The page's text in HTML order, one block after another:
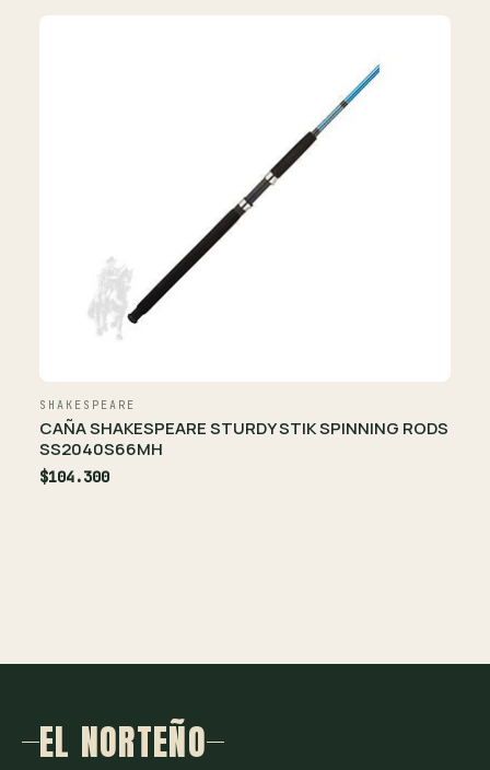
SHAKESPEARE
CAÑA SHAKESPEARE STURDY STIK SPINNING RODS
SS2040S66MH
$104.300
EL NORTEÑO